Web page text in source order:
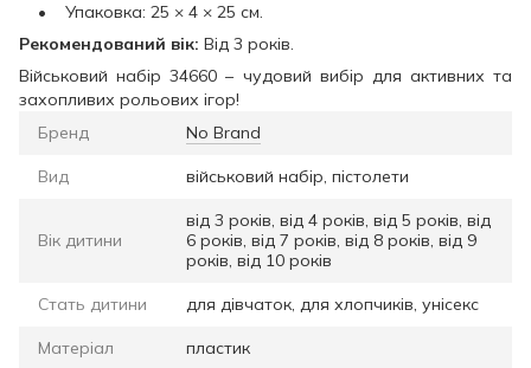
• Упаковка: 25 × 4 × 25 см.
Рекомендований вік: Від 3 років.
Військовий набір 34660 – чудовий вибір для активних та
захопливих рольових ігор!
Бренд
No Brand
Вид військовий набір, пістолети
Вік дитини
від 3 років, від 4 років, від 5 років, від
6 років, від 7 років, від 8 років, від 9
років, від 10 років
Стать дитини для дівчаток, для хлопчиків, унісекс
Матеріал пластик